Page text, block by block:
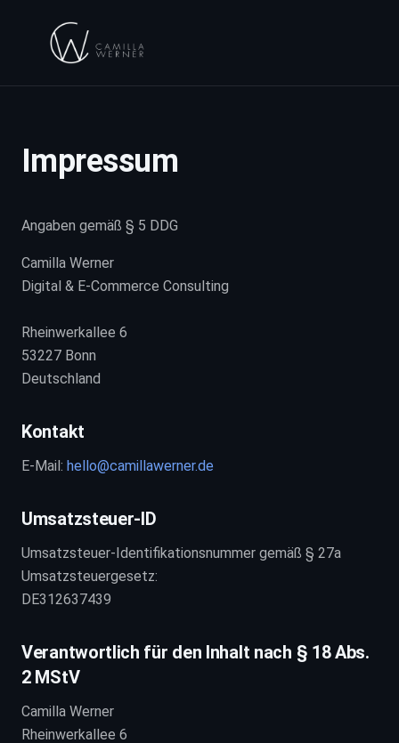
Impressum
Angaben gemäß § 5 DDG
Camilla Werner
Digital & E-Commerce Consulting
Rheinwerkallee 6
53227 Bonn
Deutschland
Kontakt
E-Mail: hello@camillawerner.de
Umsatzsteuer-ID
Umsatzsteuer-Identifikationsnummer gemäß § 27a
Umsatzsteuergesetz:
DE312637439
Verantwortlich für den Inhalt nach § 18 Abs.
2 MStV
Camilla Werner
Rheinwerkallee 6